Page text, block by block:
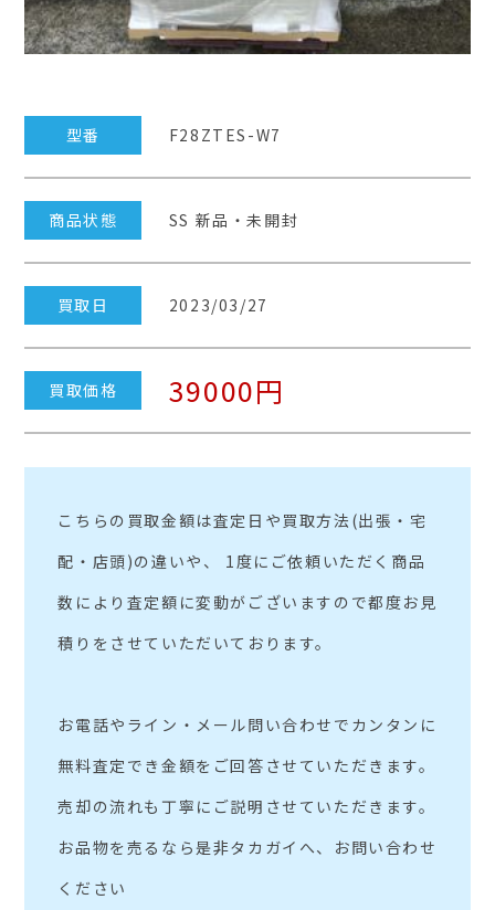
型番 F28ZTES-W7
商品状態 SS 新品・未開封
買取日 2023/03/27
買取価格 39000円
こちらの買取金額は査定日や買取方法(出張・宅
配・店頭)の違いや、 1度にご依頼いただく商品
数により査定額に変動がございますので都度お見
積りをさせていただいております。
お電話やライン・メール問い合わせでカンタンに
無料査定でき金額をご回答させていただきます。
売却の流れも丁寧にご説明させていただきます。
お品物を売るなら是非タカガイへ、お問い合わせ
ください